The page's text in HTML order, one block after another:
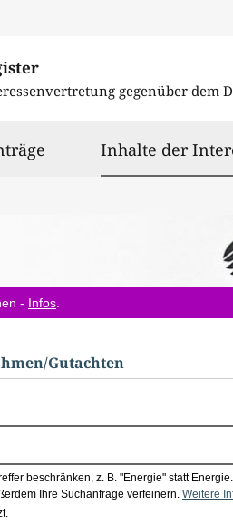
gegenüber dem
Inhalte der
- Infos
​Gutachten
beschränken, z. B. "Energie" statt Energie.
Ihre Suchanfrage verfeinern. Weitere